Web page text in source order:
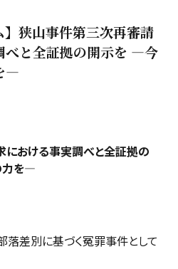
】狭山事件第三次再審請
べと全証拠の開示を ―今
―
における事実調べと全証拠の
力を―
落差別に基づく冤罪事件として